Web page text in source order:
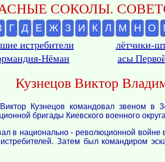
СОКОЛЫ.
Г Д Е Ж З И К Л М Н О
истребители
лётчики-
Нёман
асы
Кузнецов Виктор
Кузнецов командовал звеном в
бригады Киевского военного
в национально - революционной войне
Затем был командиром